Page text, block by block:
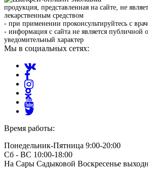
продукция, представленная на сайте, не
лекарственным средством
- при применении проконсультируйтесь с
- информация с сайта не является публичной
уведомительный характер
Мы в социальных сетях:
Время работы:
Понедельник-Пятница 9:00-20:00
Сб - ВС 10:00-18:00
На Сары Садыковой Воскресенье